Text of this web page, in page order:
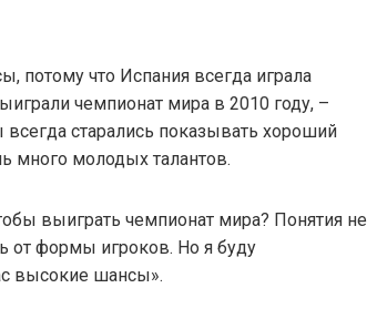
потому что Испания всегда играла
чемпионат мира в 2010 году, –
старались показывать хороший
много молодых талантов.
выиграть чемпионат мира? Понятия не
от формы игроков. Но я буду
высокие шансы».